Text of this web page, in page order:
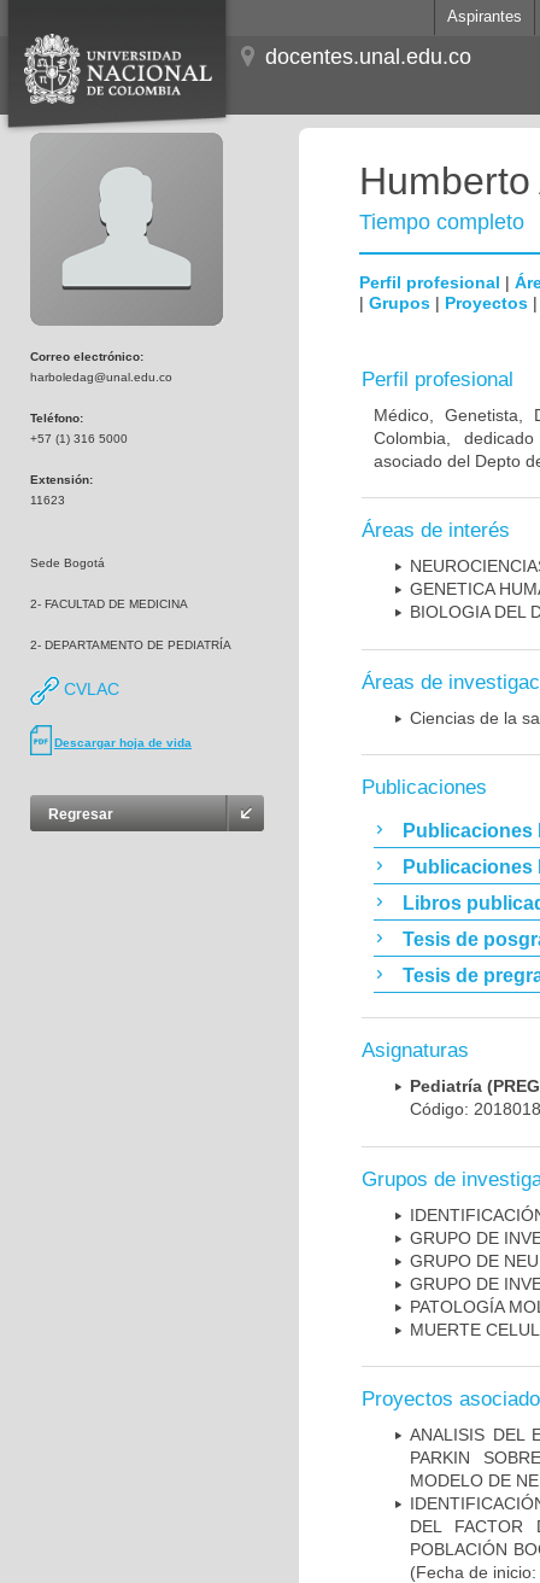
Aspirantes
docentes.unal.edu.co
Correo electrónico:
harboledag@unal.edu.co
Teléfono:
+57 (1) 316 5000
Extensión:
11623
Sede Bogotá
2- FACULTAD DE MEDICINA
2- DEPARTAMENTO DE PEDIATRÍA
CVLAC
Descargar hoja de vida
Regresar
Tiempo completo
Perfil profesional |
| Grupos | Proyectos
Perfil profesional
Médico, Genetista,
Colombia,
asociado del Depto
Áreas de interés
GENETICA
BIOLOGIA DEL
Áreas de
Ciencias de la
Publicaciones
Publicaciones
Publicaciones
Libros
Tesis de
Tesis de
Asignaturas
Pediatría
Código:
Grupos de
GRUPO DE
GRUPO DE
GRUPO DE
PATOLOGÍA
MUERTE
Proyectos
ANALISIS DEL
PARKIN
MODELO DE
DEL FACTOR
POBLACIÓN
(Fecha de